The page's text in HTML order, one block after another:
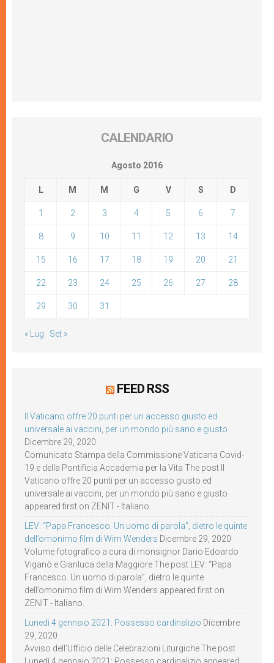
CALENDARIO
Agosto 2016
L M M G V S D
1 2 3 4 5 6 7
8 9 10 11 12 13 14
15 16 17 18 19 20 21
22 23 24 25 26 27 28
29 30 31
« Lug Set »
FEED RSS
Il Vaticano offre 20 punti per un accesso giusto ed
universale ai vaccini, per un mondo più sano e giusto
Dicembre 29, 2020
Comunicato Stampa della Commissione Vaticana Covid-
19 e della Pontificia Accademia per la Vita The post Il
Vaticano offre 20 punti per un accesso giusto ed
universale ai vaccini, per un mondo più sano e giusto
appeared first on ZENIT - Italiano.
LEV: “Papa Francesco. Un uomo di parola”, dietro le quinte
dell’omonimo film di Wim Wenders Dicembre 29, 2020
Volume fotografico a cura di monsignor Dario Edoardo
Viganò e Gianluca della Maggiore The post LEV: “Papa
Francesco. Un uomo di parola”, dietro le quinte
dell’omonimo film di Wim Wenders appeared first on
ZENIT - Italiano.
Lunedì 4 gennaio 2021: Possesso cardinalizio Dicembre
29, 2020
Avviso dell’Ufficio delle Celebrazioni Liturgiche The post